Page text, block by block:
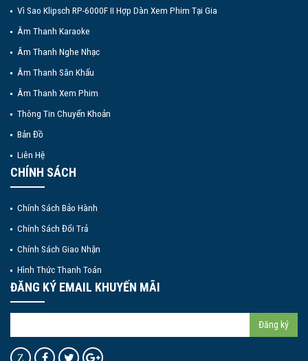
Vì Sao Klipsch RP-6000F II Hợp Dàn Xem Phim Tại Gia
Âm Thanh Karaoke
Âm Thanh Nghe Nhạc
Âm Thanh Sân Khấu
Âm Thanh Xem Phim
Thông Tin Chuyển Khoản
Bản Đồ
Liên Hệ
CHÍNH SÁCH
Chính Sách Bảo Hành
Chính Sách Đổi Trả
Chính Sách Giao Nhận
Hình Thức Thanh Toán
ĐĂNG KÝ EMAIL KHUYẾN MÃI
Đăng ký
Z